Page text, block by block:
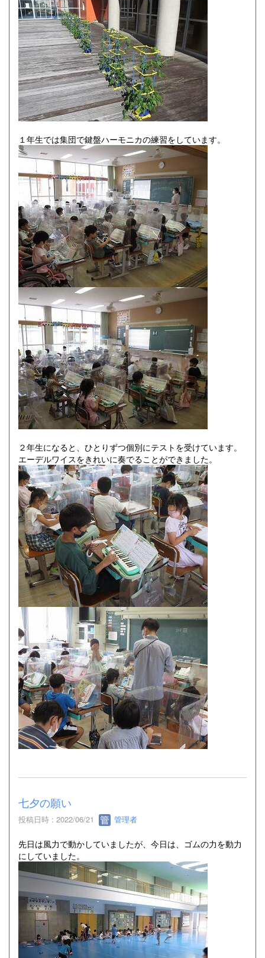
１年生では集団で鍵盤ハーモニカの練習をしています。
２年生になると、ひとりずつ個別にテストを受けています。
エーデルワイスをきれいに奏でることができました。
七夕の願い
投稿日時 : 2022/06/21 管理者
先日は風力で動かしていましたが、今日は、ゴムの力を動力
にしていました。